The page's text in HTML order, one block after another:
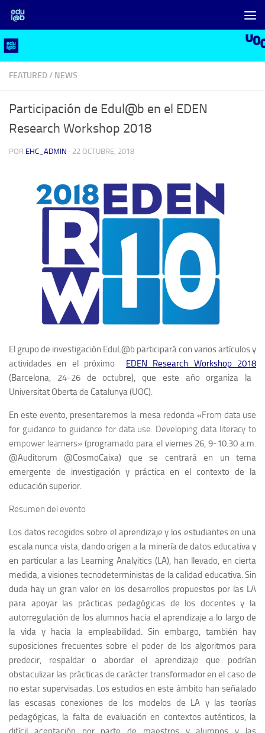
Saltar al contenido
FEATURED / NEWS
Participación de Edul@b en el EDEN
Research Workshop 2018
POR EHC_ADMIN · 22 OCTUBRE, 2018
El grupo de investigación EduL@b participará con varios artículos y
actividades en el próximo
EDEN Research Workshop 2018
(Barcelona, 24-26 de octubre), que este año organiza la
Universitat Oberta de Catalunya (UOC).
En este evento, presentaremos la mesa redonda «From data use
for guidance to guidance for data use. Developing data literacy to
empower learners» (programado para el viernes 26, 9-10.30 a.m.
@Auditorum @CosmoCaixa) que se centrará en un tema
emergente de investigación y práctica en el contexto de la
educación superior.
Resumen del evento
Los datos recogidos sobre el aprendizaje y los estudiantes en una
escala nunca vista, dando origen a la minería de datos educativa y
en particular a las Learning Analyitics (LA), han llevado, en cierta
medida, a visiones tecnodeterministas de la calidad educativa. Sin
duda hay un gran valor en los desarrollos propuestos por las LA
para apoyar las prácticas pedagógicas de los docentes y la
autorregulación de los alumnos hacia el aprendizaje a lo largo de
la vida y hacia la empleabilidad. Sin embargo, también hay
suposiciones frecuentes sobre el poder de los algoritmos para
predecir, respaldar o abordar el aprendizaje que podrían
obstaculizar las prácticas de carácter transformador en el caso de
no estar supervisadas. Los estudios en este ámbito han señalado
las escasas conexiones de los modelos de LA y las teorías
pedagógicas, la falta de evaluación en contextos auténticos, la